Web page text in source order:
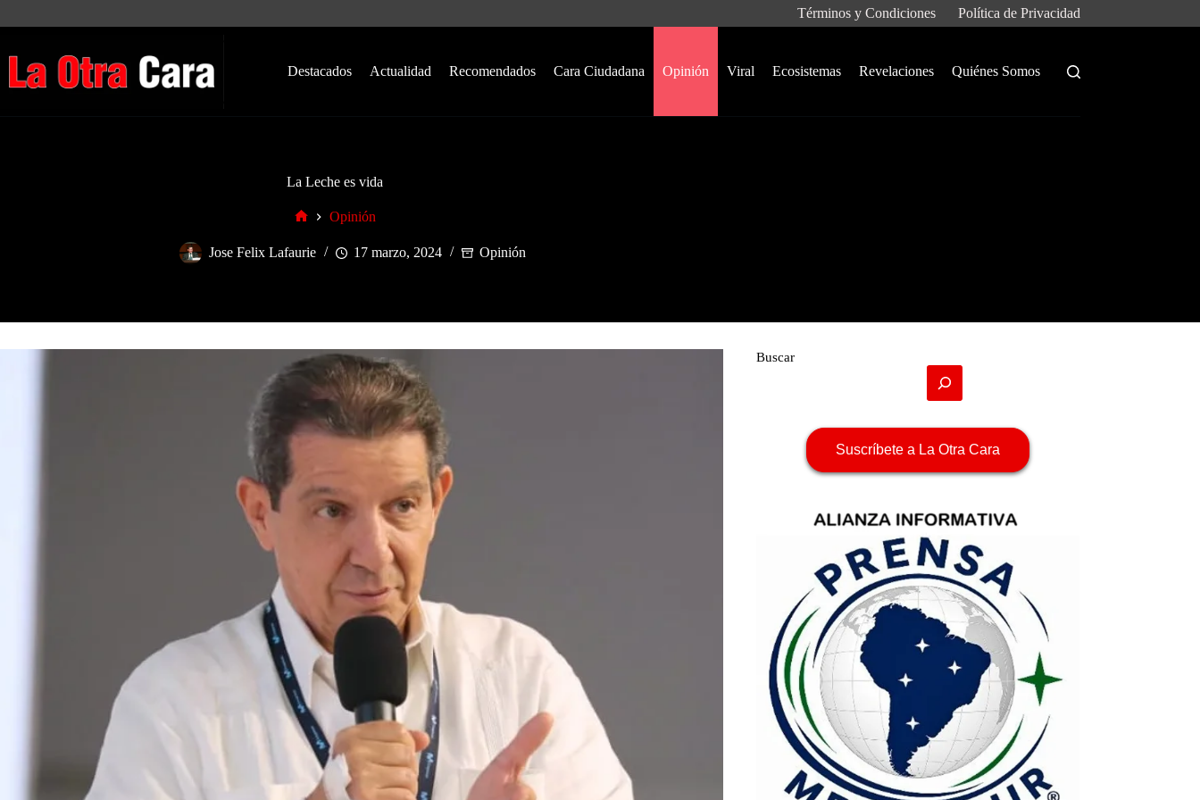
Términos y Condiciones Política de Privacidad
Destacados Actualidad Recomendados Cara Ciudadana Opinión Viral Ecosistemas Revelaciones Quiénes Somos
La Leche es vida
Opinión
Jose Felix Lafaurie 17 marzo, 2024 Opinión
Buscar
Suscríbete a La Otra Cara